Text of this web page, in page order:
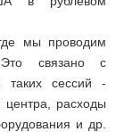
мы проводим
связано с
таких сессий -
центра, расходы
и др.